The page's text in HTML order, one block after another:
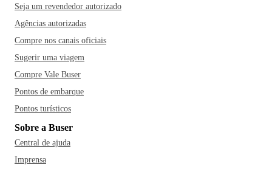
Seja um revendedor autorizado
Agências autorizadas
Compre nos canais oficiais
Sugerir uma viagem
Compre Vale Buser
Pontos de embarque
Pontos turísticos
Sobre a Buser
Central de ajuda
Imprensa